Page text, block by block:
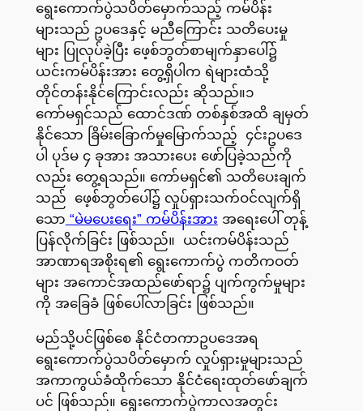
ရွေးကောက်ပွဲသပိတ်မှောက်သည့် ကမ်ပိန်း
များသည် ဥပဒေနှင့် မညီကြောင်း သတိပေးမှု
များ ပြုလုပ်ခဲ့ပြီး ဖေ့စ်ဘွတ်စာမျက်နှာပေါ်၌
ယင်းကမ်ပိန်းအား တွေ့ရှိပါက ရဲများထံသို့
တိုင်တန်းနိုင်ကြောင်းလည်း ဆိုသည်။၁
ကော်မရှင်သည် ထောင်ဒဏ် တစ်နှစ်အထိ ချမှတ်
နိုင်သော ခြိမ်းခြောက်မှုမြောက်သည့် ၄င်းဥပဒေ
ပါ ပုဒ်မ ၄ ခုအား အသားပေး ဖော်ပြခဲ့သည်ကို
လည်း တွေ့ရသည်။ ကော်မရှင်၏ သတိပေးချက်
သည် ဖေ့စ်ဘွတ်ပေါ်၌ လှုပ်ရှားသက်ဝင်လျက်ရှိ
သော “မဲမပေးရေး” ကမ်ပိန်းအား အရေးပေါ် တုန့်
ပြန်လိုက်ခြင်း ဖြစ်သည်။ ယင်းကမ်ပိန်းသည်
အာဏာရအစိုးရ၏ ရွေးကောက်ပွဲ ကတိကဝတ်
များ အကောင်အထည်ဖော်ရာ၌ ပျက်ကွက်မှုများ
ကို အခြေခံ ဖြစ်ပေါ်လာခြင်း ဖြစ်သည်။
မည်သို့ပင်ဖြစ်စေ နိုင်ငံတကာဥပဒေအရ
ရွေးကောက်ပွဲသပိတ်မှောက် လှုပ်ရှားမှုများသည်
အကာကွယ်ခံထိုက်သော နိုင်ငံရေးထုတ်ဖော်ချက်
ပင် ဖြစ်သည်။ ရွေးကောက်ပွဲကာလအတွင်း